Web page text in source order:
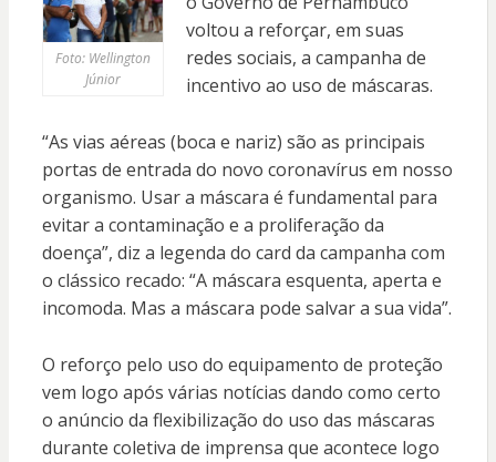
Foto: Wellington
Júnior
voltou a reforçar, em suas
redes sociais, a campanha de
incentivo ao uso de máscaras.
“As vias aéreas (boca e nariz) são as principais
portas de entrada do novo coronavírus em nosso
organismo. Usar a máscara é fundamental para
evitar a contaminação e a proliferação da
doença”, diz a legenda do card da campanha com
o clássico recado: “A máscara esquenta, aperta e
incomoda. Mas a máscara pode salvar a sua vida”.
O reforço pelo uso do equipamento de proteção
vem logo após várias notícias dando como certo
o anúncio da flexibilização do uso das máscaras
durante coletiva de imprensa que acontece logo